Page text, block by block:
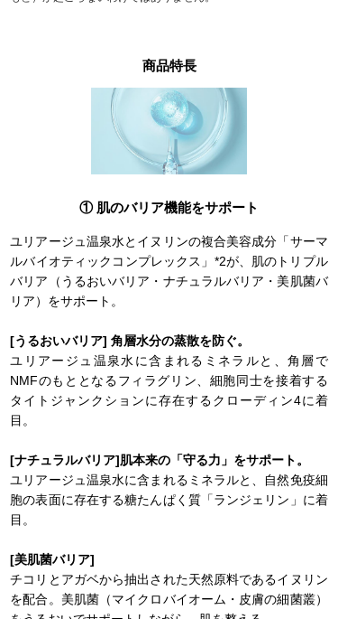
商品特長
① 肌のバリア機能をサポート
ユリアージュ温泉水とイヌリンの複合美容成分「サーマ
ルバイオティックコンプレックス」*2が、肌のトリプル
バリア（うるおいバリア・ナチュラルバリア・美肌菌バ
リア）をサポート。
[うるおいバリア] 角層水分の蒸散を防ぐ。
ユリアージュ温泉水に含まれるミネラルと、角層で
NMFのもととなるフィラグリン、細胞同士を接着する
タイトジャンクションに存在するクローディン4に着
目。
[ナチュラルバリア]肌本来の「守る力」をサポート。
ユリアージュ温泉水に含まれるミネラルと、自然免疫細
胞の表面に存在する糖たんぱく質「ランジェリン」に着
目。
[美肌菌バリア]
チコリとアガベから抽出された天然原料であるイヌリン
を配合。美肌菌（マイクロバイオーム・皮膚の細菌叢）